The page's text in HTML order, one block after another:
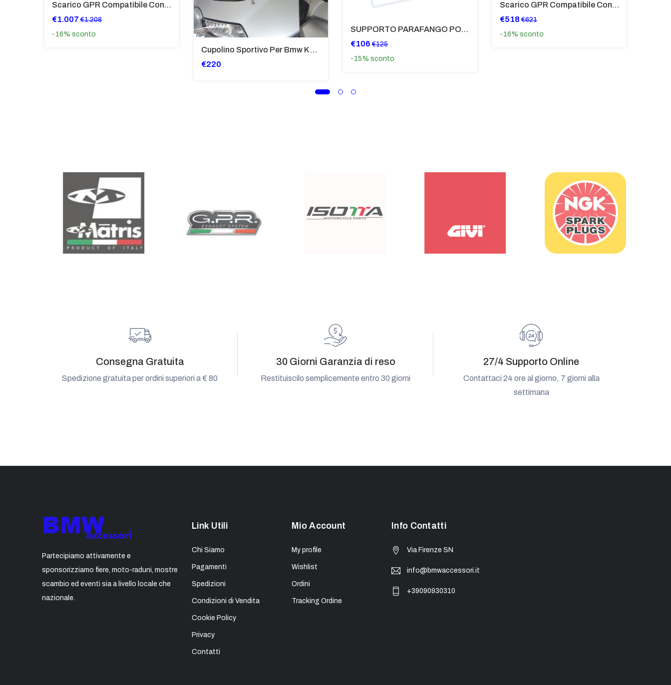
Scarico GPR Compatibile Con Bmw K 1600 Gt 2017-2021 - Hyper Sonic Black Titanium
€1.007 €1.208
-16% sconto
Cupolino Sportivo Per Bmw K 1200 R Sport 2005-07 TRASPARENTE - Sc967-T
€220
SUPPORTO PARAFANGO POSTERIORE BMW F900XR
€106 €125
-15% sconto
Scarico GPR Compatibile Con Bmw G 310 R 2017-2021 - M3 Titanium Natural
€518 €621
-16% sconto
Consegna Gratuita
Spedizione gratuita per ordini superiori a € 80
30 Giorni Garanzia di reso
Restituiscilo semplicemente entro 30 giorni
27/4 Supporto Online
Contattaci 24 ore al giorno, 7 giorni alla
settimana
Partecipiamo attivamente e
sponsorizziamo fiere, moto-raduni, mostre
scambio ed eventi sia a livello locale che
nazionale.
Link Utili
Chi Siamo
Pagamenti
Spedizioni
Condizioni di Vendita
Cookie Policy
Privacy
Contatti
Mio Account
My profile
Wishlist
Ordini
Tracking Ordine
Info Contatti
Via Firenze SN
info@bmwaccessori.it
+39090930310